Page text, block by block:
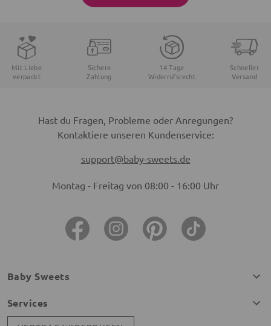
Mit Liebe
verpackt
Sichere
Zahlung
14 Tage
Widerrufsrecht
Schneller
Versand
Hast du Fragen, Probleme oder Anregungen?
Kontaktiere unseren Kundenservice:
support@baby-sweets.de
Montag - Freitag von 08:00 - 16:00 Uhr
Baby Sweets
Services